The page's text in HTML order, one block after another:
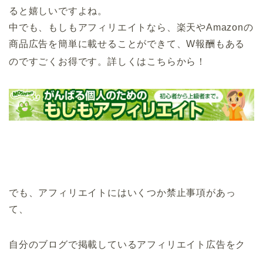
ると嬉しいですよね。
中でも、もしもアフィリエイトなら、楽天やAmazonの
商品広告を簡単に載せることができて、W報酬もある
のですごくお得です。 詳しくはこちらから！
でも、アフィリエイトにはいくつか禁止事項があっ
て、
自分のブログで掲載しているアフィリエイト広告をク